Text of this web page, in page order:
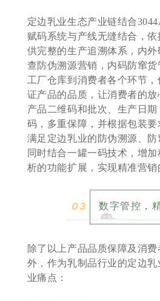
定边乳业生态产业链结合
赋码系统与产线无缝结合，
供完整的生产追溯体系，内
查防伪溯源营销，内码防窜
工厂仓库到消费者各个环节
证产品的品质，让消费者的
产品二维码和批次、生产日
码，多重保障，并根据包装要
满足定边乳业的防伪溯源、防
同时结合一罐一码技术，增
析的功能扩展，实现精准营销
03 数字管控，
除了以上产品品质保障及消
外，作为乳制品行业的定边
业痛点：